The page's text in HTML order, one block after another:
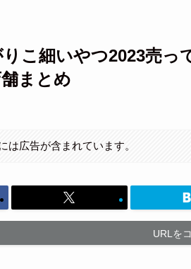
りこ細いやつ2023売っ
まとめ
は広告が含まれています。
URLを